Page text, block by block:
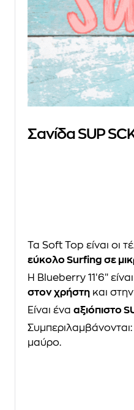
Σανίδα SUP
Τα Soft Top είναι οι
εύκολο Surfing σε
Η Blueberry 11′6″ είναι
στον χρήστη και
Είναι ένα αξιόπιστο
μαύρο.